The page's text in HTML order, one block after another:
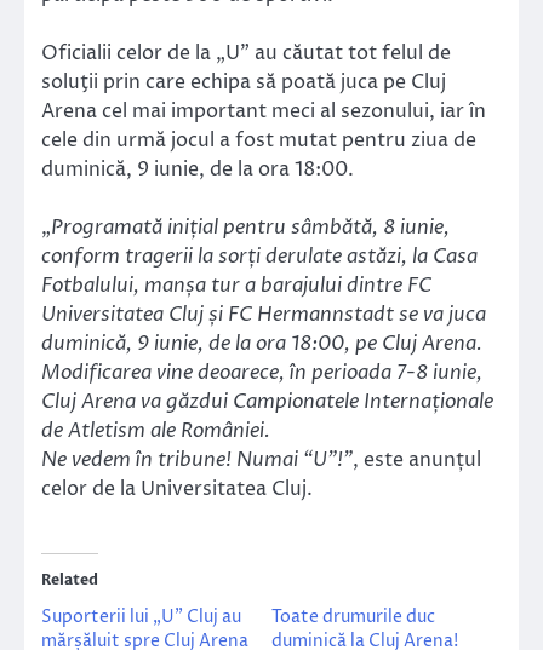
Oficialii celor de la „U” au căutat tot felul de
soluţii prin care echipa să poată juca pe Cluj
Arena cel mai important meci al sezonului, iar în
cele din urmă jocul a fost mutat pentru ziua de
duminică, 9 iunie, de la ora 18:00.
„Programată inițial pentru sâmbătă, 8 iunie,
conform tragerii la sorți derulate astăzi, la Casa
Fotbalului, manșa tur a barajului dintre FC
Universitatea Cluj și FC Hermannstadt se va juca
duminică, 9 iunie, de la ora 18:00, pe Cluj Arena.
Modificarea vine deoarece, în perioada 7-8 iunie,
Cluj Arena va găzdui Campionatele Internaționale
de Atletism ale României.
Ne vedem în tribune! Numai “U”!”, este anunțul
celor de la Universitatea Cluj.
Related
Suporterii lui „U” Cluj au
mărșăluit spre Cluj Arena
Toate drumurile duc
duminică la Cluj Arena!